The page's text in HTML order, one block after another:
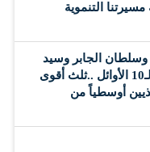
التنموية
الجابر وسيد
شعيب ضمن الـ10 الأوائل ..ثلث أقوى
أوسطياً من